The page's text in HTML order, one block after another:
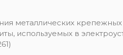
металлических крепежных
используемых в